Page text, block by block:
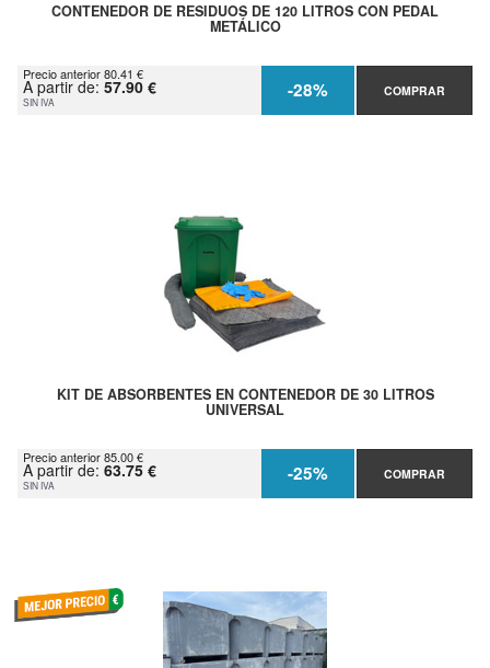
CONTENEDOR DE RESIDUOS DE 120 LITROS CON PEDAL
METÁLICO
Precio anterior 80.41 €
A partir de: 57.90 €
SIN IVA -28% COMPRAR
KIT DE ABSORBENTES EN CONTENEDOR DE 30 LITROS
UNIVERSAL
Precio anterior 85.00 €
A partir de: 63.75 €
SIN IVA -25% COMPRAR